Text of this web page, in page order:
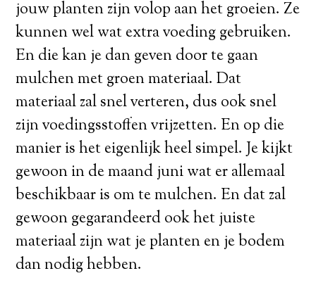
jouw planten zijn volop aan het groeien. Ze
kunnen wel wat extra voeding gebruiken.
En die kan je dan geven door te gaan
mulchen met groen materiaal. Dat
materiaal zal snel verteren, dus ook snel
zijn voedingsstoffen vrijzetten. En op die
manier is het eigenlijk heel simpel. Je kijkt
gewoon in de maand juni wat er allemaal
beschikbaar is om te mulchen. En dat zal
gewoon gegarandeerd ook het juiste
materiaal zijn wat je planten en je bodem
dan nodig hebben.